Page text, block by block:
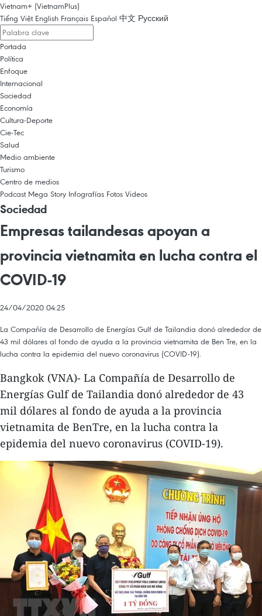
Vietnam+ (VietnamPlus)
Tiếng Việt English Français Español 中文 Русский
Portada
Política
Enfoque
Internacional
Sociedad
Economía
Cultura-Deporte
Cie-Tec
Salud
Medio ambiente
Turismo
Centro de medios
Podcast Mega Story Infografías Fotos Videos
Sociedad
Empresas tailandesas apoyan a
provincia vietnamita en lucha contra el
COVID-19
24/04/2020 04:25
La Compañía de Desarrollo de Energías Gulf de Tailandia donó alrededor de
43 mil dólares al fondo de ayuda a la provincia vietnamita de Ben Tre, en la
lucha contra la epidemia del nuevo coronavirus (COVID-19).
Bangkok (VNA)- La Compañía de Desarrollo de
Energías Gulf de Tailandia donó alrededor de 43
mil dólares al fondo de ayuda a la provincia
vietnamita de BenTre, en la lucha contra la
epidemia del nuevo coronavirus (COVID-19).